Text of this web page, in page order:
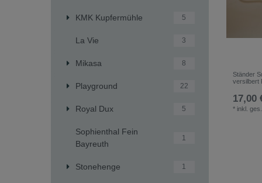
KMK Kupfermühle 5
La Vie 3
Mikasa 8
Playground 22
Royal Dux 5
Sophienthal Fein
Bayreuth
1
Stonehenge 1
Ständer
versilbert
17,00
* inkl.